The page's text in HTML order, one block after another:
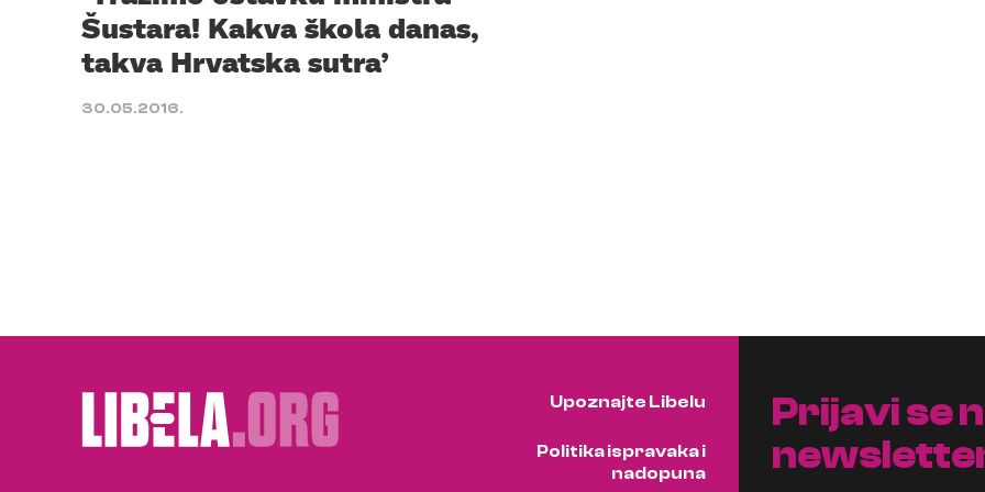
Šustara! Kakva škola danas,
takva Hrvatska sutra’
30.05.2016.
Upoznajte Libelu
Politika ispravaka i
nadopuna
Prijavi se